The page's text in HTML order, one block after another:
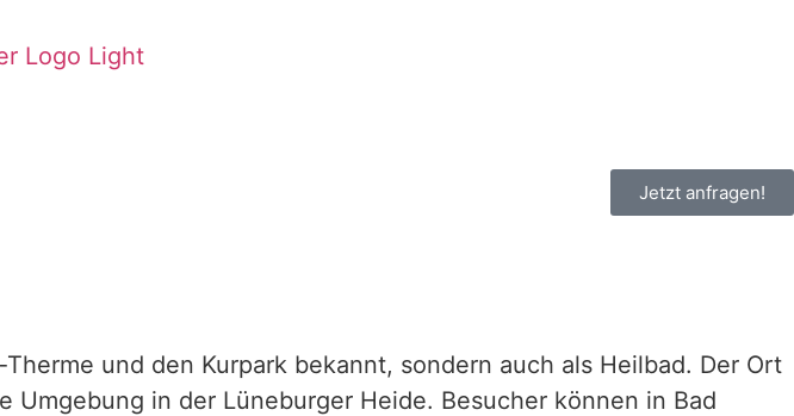
Jetzt anfragen!
und den Kurpark bekannt, sondern auch als Heilbad. Der Ort
in der Lüneburger Heide. Besucher können in Bad